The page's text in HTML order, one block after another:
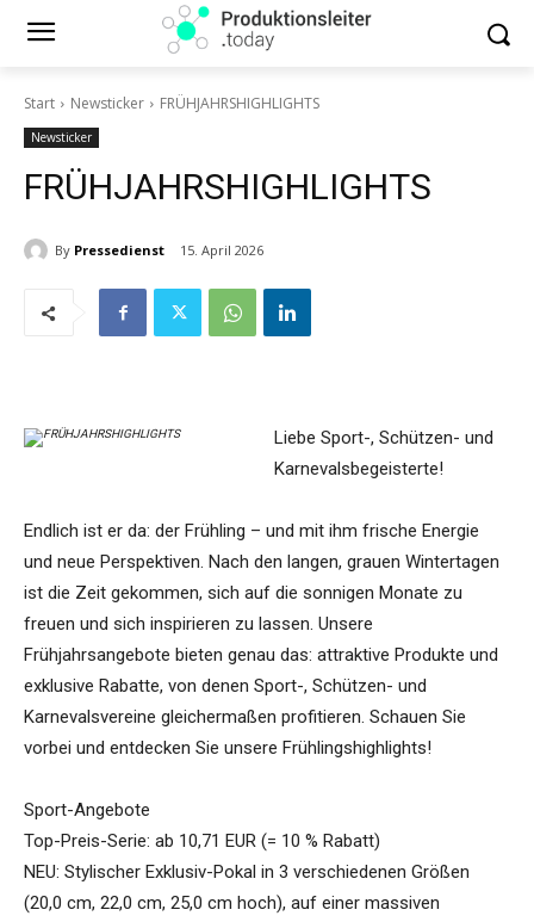
Start Newsticker FRÜHJAHRSHIGHLIGHTS
Newsticker
FRÜHJAHRSHIGHLIGHTS
By Pressedienst 15. April 2026
Liebe Sport-, Schützen- und
Karnevalsbegeisterte!
Endlich ist er da: der Frühling – und mit ihm frische Energie
und neue Perspektiven. Nach den langen, grauen Wintertagen
ist die Zeit gekommen, sich auf die sonnigen Monate zu
freuen und sich inspirieren zu lassen. Unsere
Frühjahrsangebote bieten genau das: attraktive Produkte und
exklusive Rabatte, von denen Sport-, Schützen- und
Karnevalsvereine gleichermaßen profitieren. Schauen Sie
vorbei und entdecken Sie unsere Frühlingshighlights!
Sport-Angebote
Top-Preis-Serie: ab 10,71 EUR (= 10 % Rabatt)
NEU: Stylischer Exklusiv-Pokal in 3 verschiedenen Größen
(20,0 cm, 22,0 cm, 25,0 cm hoch), auf einer massiven